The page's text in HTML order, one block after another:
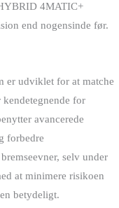
4MATIC+
end nogensinde før.
er udviklet for at matche
for
avancerede
forbedre
selv under
at minimere risikoen
betydeligt.